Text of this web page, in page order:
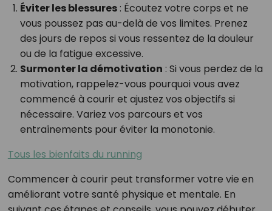
Éviter les blessures: Écoutez votre corps et ne
vous poussez pas au-delà de vos limites. Prenez
des jours de repos si vous ressentez de la douleur
ou de la fatigue excessive.
Surmonter la démotivation : Si vous perdez de la
motivation, rappelez-vous pourquoi vous avez
commencé à courir et ajustez vos objectifs si
nécessaire. Variez vos parcours et vos
entraînements pour éviter la monotonie.
Tous les bienfaits du running
Commencer à courir peut transformer votre vie en
améliorant votre santé physique et mentale. En